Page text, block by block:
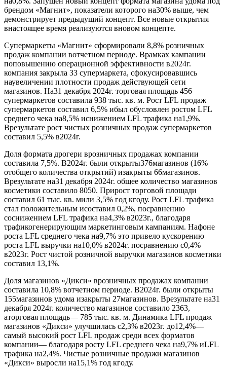
брендом «Магнит», показатели которого на30% выше, чем
демонстрирует предыдущий концепт. Все новые открытия
внастоящее время реализуются вновом концепте.
Супермаркеты «Магнит» сформировали 8,8% розничных
продаж компании вотчетном периоде. Врамках кампании
поповышению операционной эффективности в2024г.
компания закрыла 33 супермаркета, сфокусировавшись
наувеличении плотности продаж действующей сети
магазинов. На31 декабря 2024г. торговая площадь 456
супермаркетов составила 938 тыс. кв. м. Рост LFL продаж
супермаркетов составил 6,5% ибыл обусловлен ростом LFL
среднего чека на8,5% иснижением LFL трафика на1,9%.
Врезультате рост чистых розничных продаж супермаркетов
составил 5,5% в2024г.
Доля формата дрогери врозничных продажах компании
составила 7,5%. В2024г. были открыты376магазинов (16%
отобщего количества открытий) изакрыты 66магазинов.
Врезультате на31 декабря 2024г. общее количество магазинов
косметики составило 8050. Прирост торговой площади
составил 61 тыс. кв. мили 3,5% год кгоду. Рост LFL трафика
стал положительным исоставил 0,2%, посравнению
соснижением LFL трафика на4,3% в2023г., благодаря
трафикогенерирующим маркетинговым кампаниям. Нафоне
роста LFL среднего чека на9,7% это привело кускорению
роста LFL выручки на10,0% в2024г. посравнению с0,4%
в2023г. Рост чистой розничной выручки магазинов косметики
составил 13,1%.
Доля магазинов «Дикси» врозничных продажах компании
составила 10,8% вотчетном периоде. В2024г. были открыты
155магазинов удома изакрыты 27магазинов. Врезультате на31
декабря 2024г. количество магазинов составило 2363,
аторговая площадь— 785 тыс. кв. м. Динамика LFL продаж
магазинов «Дикси» улучшилась с2,3% в2023г. до12,4%—
самый высокий рост LFL продаж среди всех форматов
компании— благодаря росту LFL среднего чека на9,7% иLFL
трафика на2,4%. Чистые розничные продажи магазинов
«Дикси» выросли на15,1% год кгоду.